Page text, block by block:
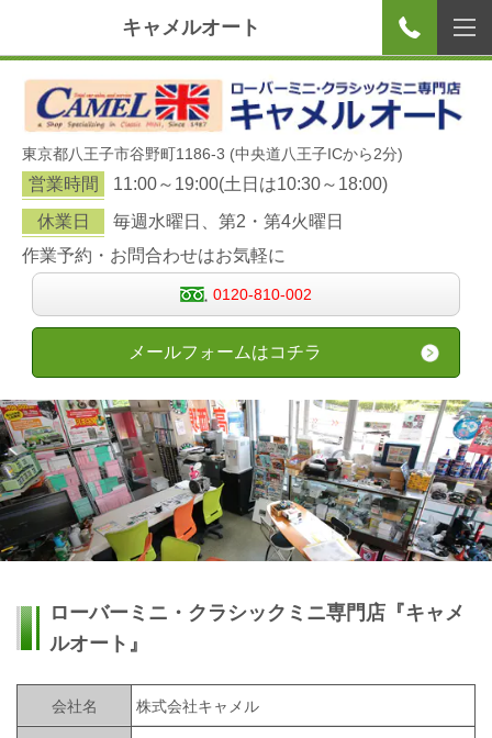
キャメルオート
東京都八王子市谷野町1186-3 (中央道八王子ICから2分)
営業時間
11:00～19:00(土日は10:30～18:00)
休業日
毎週水曜日、第2・第4火曜日
作業予約・お問合わせはお気軽に
0120-810-002
メールフォームはコチラ
ローバーミニ・クラシックミニ専門店『キャメ
ルオート』
会社名 株式会社キャメル